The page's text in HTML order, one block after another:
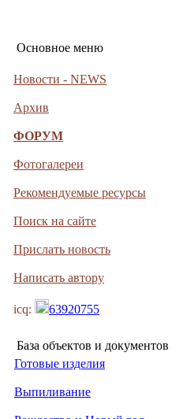
Основное меню
Новости - NEWS
Архив
ФОРУМ
Фотогалереи
Рекомендуемые ресурсы
Поиск на сайте
Прислать новость
Написать автору
icq: 63920755
База объектов и документов
Готовые изделия
Выпиливание